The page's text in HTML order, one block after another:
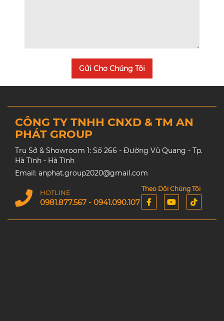
Gửi Cho Chúng Tôi
CÔNG TY TNHH CNXD & TM AN
PHÁT GROUP
Trụ Sở & Showroom 1: Số 266 - Đường Vũ Quang - Tp.
Hà Tĩnh - Hà Tĩnh
Email: anphat.group2020@gmail.com
HOTLINE
0981.877.567 - 0941.090.107
Theo Dõi Chúng Tôi